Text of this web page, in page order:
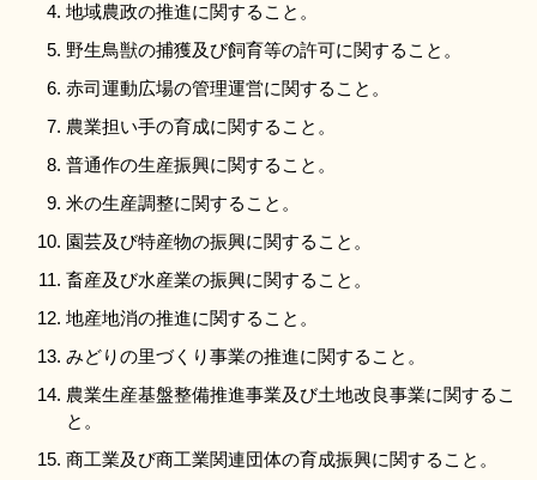
地域農政の推進に関すること。
野生鳥獣の捕獲及び飼育等の許可に関すること。
赤司運動広場の管理運営に関すること。
農業担い手の育成に関すること。
普通作の生産振興に関すること。
米の生産調整に関すること。
園芸及び特産物の振興に関すること。
畜産及び水産業の振興に関すること。
地産地消の推進に関すること。
みどりの里づくり事業の推進に関すること。
農業生産基盤整備推進事業及び土地改良事業に関するこ
と。
商工業及び商工業関連団体の育成振興に関すること。